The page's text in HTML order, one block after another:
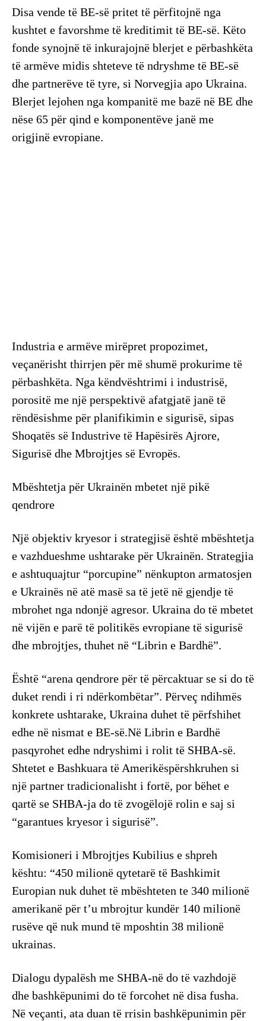
Disa vende të BE-së pritet të përfitojnë nga
kushtet e favorshme të kreditimit të BE-së. Këto
fonde synojnë të inkurajojnë blerjet e përbashkëta
të armëve midis shteteve të ndryshme të BE-së
dhe partnerëve të tyre, si Norvegjia apo Ukraina.
Blerjet lejohen nga kompanitë me bazë në BE dhe
nëse 65 për qind e komponentëve janë me
origjinë evropiane.
Industria e armëve mirëpret propozimet,
veçanërisht thirrjen për më shumë prokurime të
përbashkëta. Nga këndvështrimi i industrisë,
porositë me një perspektivë afatgjatë janë të
rëndësishme për planifikimin e sigurisë, sipas
Shoqatës së Industrive të Hapësirës Ajrore,
Sigurisë dhe Mbrojtjes së Evropës.
Mbështetja për Ukrainën mbetet një pikë
qendrore
Një objektiv kryesor i strategjisë është mbështetja
e vazhdueshme ushtarake për Ukrainën. Strategjia
e ashtuquajtur “porcupine” nënkupton armatosjen
e Ukrainës në atë masë sa të jetë në gjendje të
mbrohet nga ndonjë agresor. Ukraina do të mbetet
në vijën e parë të politikës evropiane të sigurisë
dhe mbrojtjes, thuhet në “Librin e Bardhë”.
Është “arena qendrore për të përcaktuar se si do të
duket rendi i ri ndërkombëtar”. Përveç ndihmës
konkrete ushtarake, Ukraina duhet të përfshihet
edhe në nismat e BE-së.Në Librin e Bardhë
pasqyrohet edhe ndryshimi i rolit të SHBA-së.
Shtetet e Bashkuara të Amerikëspërshkruhen si
një partner tradicionalisht i fortë, por bëhet e
qartë se SHBA-ja do të zvogëlojë rolin e saj si
“garantues kryesor i sigurisë”.
Komisioneri i Mbrojtjes Kubilius e shpreh
kështu: “450 milionë qytetarë të Bashkimit
Europian nuk duhet të mbështeten te 340 milionë
amerikanë për t’u mbrojtur kundër 140 milionë
rusëve që nuk mund të mposhtin 38 milionë
ukrainas.
Dialogu dypalësh me SHBA-në do të vazhdojë
dhe bashkëpunimi do të forcohet në disa fusha.
Në veçanti, ata duan të rrisin bashkëpunimin për